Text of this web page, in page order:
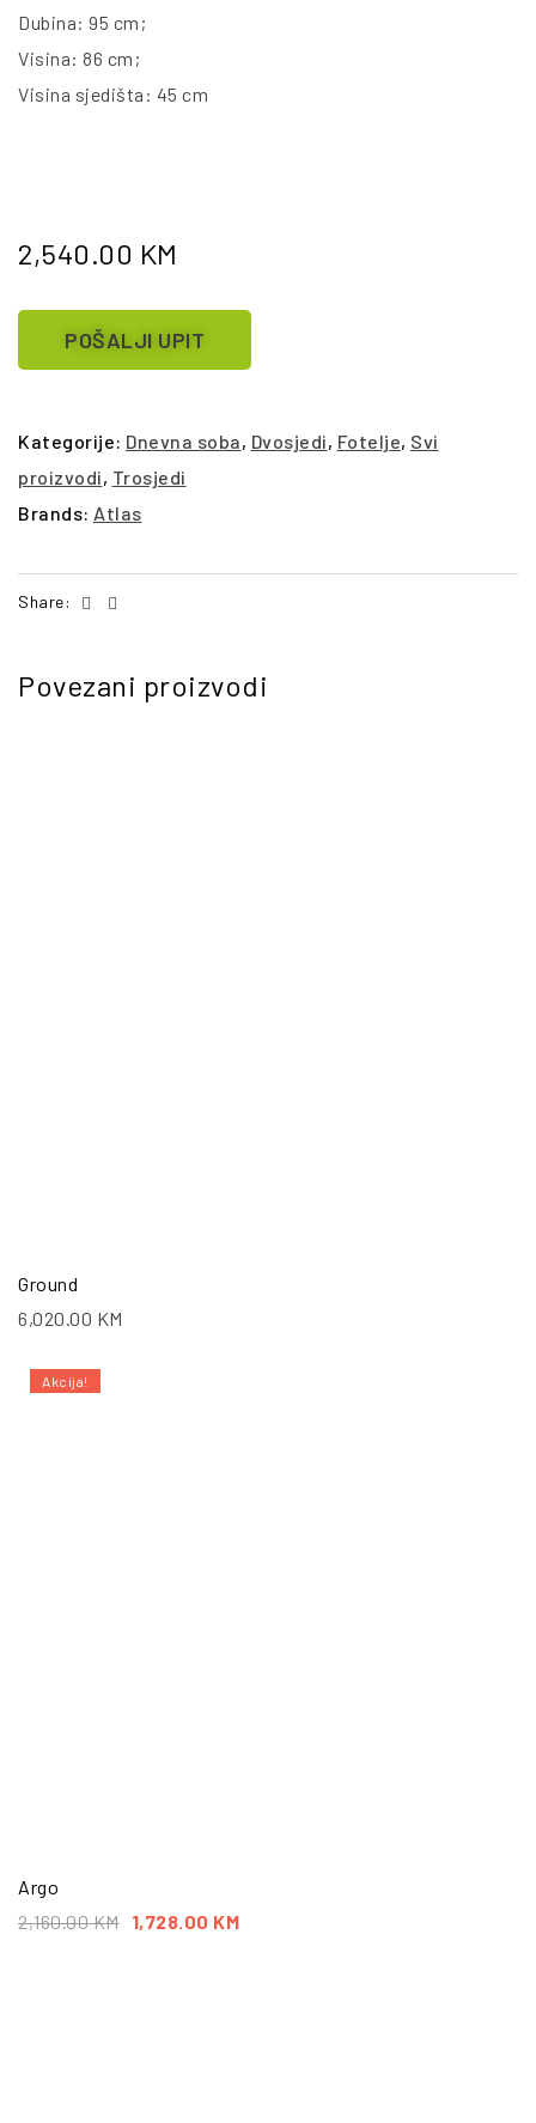
Dubina: 95 cm;
Visina: 86 cm;
Visina sjedišta: 45 cm
2,540.00 KM
POŠALJI UPIT
Kategorije: Dnevna soba, Dvosjedi, Fotelje, Svi
proizvodi, Trosjedi
Brands: Atlas
Share: Facebook
Povezani proizvodi
Ground
6,020.00 KM
Akcija!
Argo
2,160.00KM 1,728.00 KM